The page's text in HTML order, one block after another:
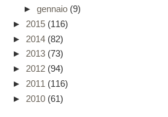
► gennaio (9)
► 2015 (116)
► 2014 (82)
► 2013 (73)
► 2012 (94)
► 2011 (116)
► 2010 (61)